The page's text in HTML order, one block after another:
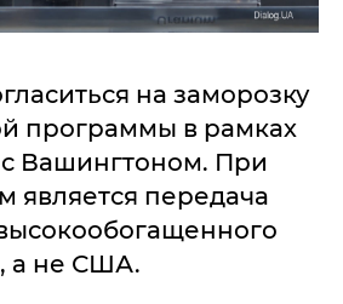
на заморозку
программы в рамках
Вашингтоном. При
является передача
а не США.